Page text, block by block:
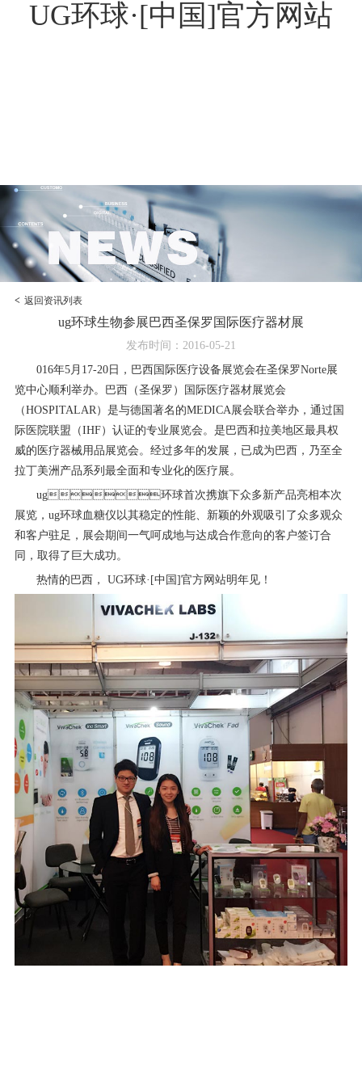
UG环球·[中国]官方网站
< 返回资讯列表
ug环球生物参展巴西圣保罗国际医疗器材展
发布时间：2016-05-21
016年5月17-20日，巴西国际医疗设备展览会在圣保罗Norte展
览中心顺利举办。巴西（圣保罗）国际医疗器材展览会
（HOSPITALAR）是与德国著名的MEDICA展会联合举办，通过国
际医院联盟（IHF）认证的专业展览会。是巴西和拉美地区最具权
威的医疗器械用品展览会。经过多年的发展，已成为巴西，乃至全
拉丁美洲产品系列最全面和专业化的医疗展。
ug环球首次携旗下众多新产品亮相本次
展览，ug环球血糖仪以其稳定的性能、新颖的外观吸引了众多观众
和客户驻足，展会期间一气呵成地与达成合作意向的客户签订合
同，取得了巨大成功。
热情的巴西， UG环球·[中国]官方网站明年见！